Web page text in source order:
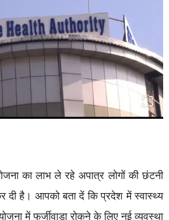
का लाभ ले रहे अपात्र लोगों की छंटनी
दी है। आपको बता दें कि प्रदेश में स्वास्थ्य
में फर्जीवाड़ा रोकने के लिए नई व्यवस्था